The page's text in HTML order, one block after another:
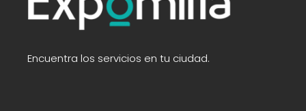
Encuentra los servicios en tu ciudad.